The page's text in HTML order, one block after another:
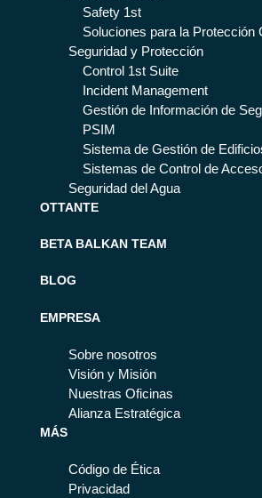
Safety 1st
Soluciones para la Protección
Seguridad y Protección
Control 1st Suite
Incident Management
Gestión de Información de
PSIM
Sistema de Gestión de
Sistemas de Control de
Seguridad del Agua
OTTANTE
BETA BALKAN TEAM
BLOG
EMPRESA
Sobre nosotros
Visión y Misión
Nuestras Oficinas
Alianza Estratégica
MÁS
Código de Ética
Privacidad